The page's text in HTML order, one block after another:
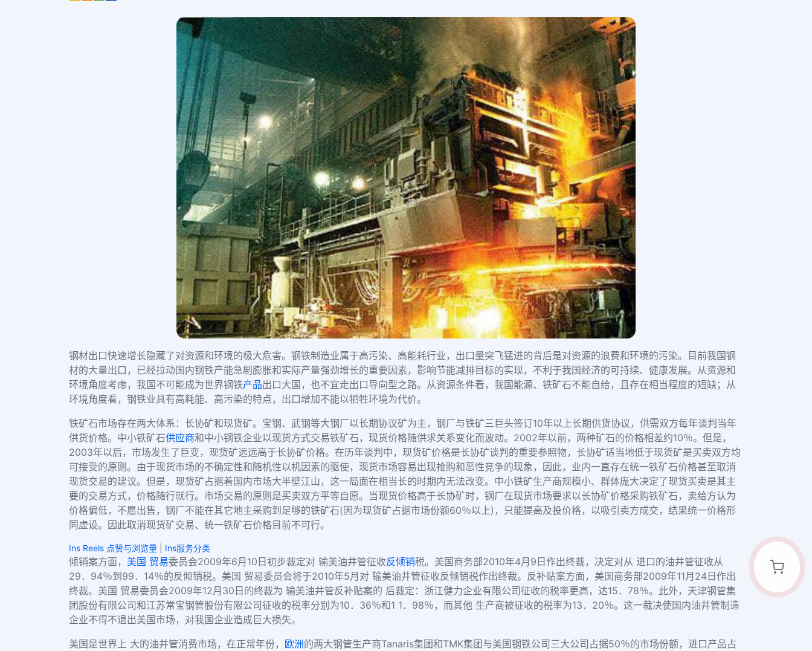
钢材出口快速增长隐藏了对资源和环境的极大危害。钢铁制造业属于高污染、高能耗行业，出口量突飞猛进的背后是对资源的浪费和环境的污染。目前我国钢
材的大量出口，已经拉动国内钢铁产能急剧膨胀和实际产量强劲增长的重要因素，影响节能减排目标的实现，不利于我国经济的可持续、健康发展。从资源和
环境角度考虑，我国不可能成为世界钢铁产品出口大国，也不宜走出口导向型之路。从资源条件看，我国能源、铁矿石不能自给，且存在相当程度的短缺；从
环境角度看，钢铁业具有高耗能、高污染的特点，出口增加不能以牺牲环境为代价。
铁矿石市场存在两大体系：长协矿和现货矿。宝钢、武钢等大钢厂以长期协议矿为主，钢厂与铁矿三巨头签订10年以上长期供货协议，供需双方每年谈判当年
供货价格。中小铁矿石供应商和中小钢铁企业以现货方式交易铁矿石，现货价格随供求关系变化而波动。2002年以前，两种矿石的价格相差约10％。但是，
2003年以后，市场发生了巨变，现货矿远远高于长协矿价格。在历年谈判中，现货矿价格是长协矿谈判的重要参照物，长协矿适当地低于现货矿是买卖双方均
可接受的原则。由于现货市场的不确定性和随机性以机因素的驱使，现货市场容易出现抢购和恶性竞争的现象，因此，业内一直存在统一铁矿石价格甚至取消
现货交易的建议。但是，现货矿占据着国内市场大半壁江山，这一局面在相当长的时期内无法改变。中小铁矿生产商规模小、群体庞大决定了现货买卖是其主
要的交易方式，价格随行就行。市场交易的原则是买卖双方平等自愿。当现货价格高于长协矿时，钢厂在现货市场要求以长协矿价格采购铁矿石，卖给方认为
价格偏低，不愿出售，钢厂不能在其它地主采购到足够的铁矿石(因为现货矿占据市场份额60％以上) ，只能提高及投价格，以吸引卖方成交，结果统一价格形
同虚设。因此取消现货矿交易、统一铁矿石价格目前不可行。
Ins Reels 点赞与浏览量 Ins服务分类
倾销案方面， 美国 贸易委员会2009年6月10日初步裁定对 输美油井管征收反倾销税。美国商务部2010年4月9日作出终裁，决定对从 进口的油井管征收从
29．94％到99．14％的反倾销税。美国 贸易委员会将于2010年5月对 输美油井管征收反倾销税作出终裁。反补贴案方面，美国商务部2009年11月24日作出
终裁。美国 贸易委员会2009年12月30日的终裁为 输美油井管反补贴案的 后裁定：浙江健力企业有限公司征收的税率更高，达15．78％。此外，天津钢管集
团股份有限公司和江苏常宝钢管股份有限公司征收的税率分别为10．36％和1 1．98％，而其他 生产商被征收的税率为13．20％。这一裁决使国内油井管制造
企业不得不退出美国市场，对我国企业造成巨大损失。
美国是世界上 大的油井管消费市场，在正常年份， 欧洲的两大钢管生产商Tanaris集团和TMK集团与美国钢铁公司三大公司占据50％的市场份额，进口产品占